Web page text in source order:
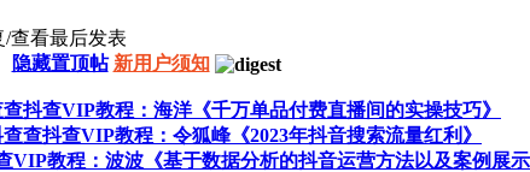
/查看最后发表
隐藏置顶帖 新用户须知
查抖查VIP教程：海洋《千万单品付费直播间的实操技巧》
查查抖查VIP教程：令狐峰《2023年抖音搜索流量红利》
VIP教程：波波《基于数据分析的抖音运营方法以及案例展示